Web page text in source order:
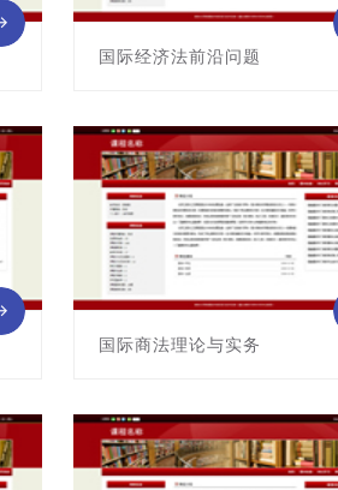
国际经济法前沿问题
主讲教师: 左海聪
国际商法理论与实务
主讲教师: 丁丁